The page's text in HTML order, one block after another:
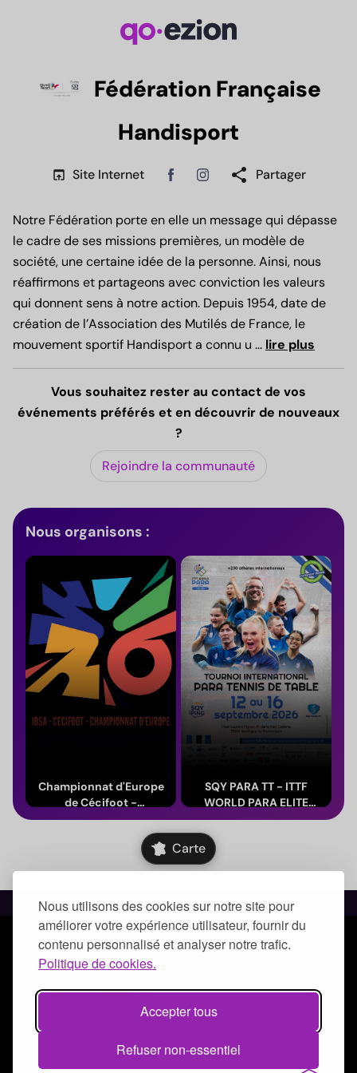
Nous utilisons des cookies sur notre site pour
améliorer votre expérience utilisateur, fournir du
contenu personnalisé et analyser notre trafic.
Politique de cookies.
Accepter tous
Refuser non-essentiel
Fédération Française
Handisport
open_in_browser Site Internet FacebookInstagram
share Partager
Notre Fédération porte en elle un message qui dépasse
le cadre de ses missions premières, un modèle de
société, une certaine idée de la personne. Ainsi, nous
réaffirmons et partageons avec conviction les valeurs
qui donnent sens à notre action. Depuis 1954, date de
création de l’Association des Mutilés de France, le
mouvement sportif Handisport a connu u ... lire plus
Vous souhaitez rester au contact de vos
événements préférés et en découvrir de nouveaux
?
Rejoindre la communauté
Nous organisons :
Championnat d'Europe
de Cécifoot -
Strasbourg 2026
Du 14 au 24 août 2026
SQY PARA TT - ITTF
WORLD PARA ELITE
YVELINES 2026
Du 12 au 16 septembre 2026
Carte
© Qoezion by Quick-Off
Mentions légales
Politique de confidentialité